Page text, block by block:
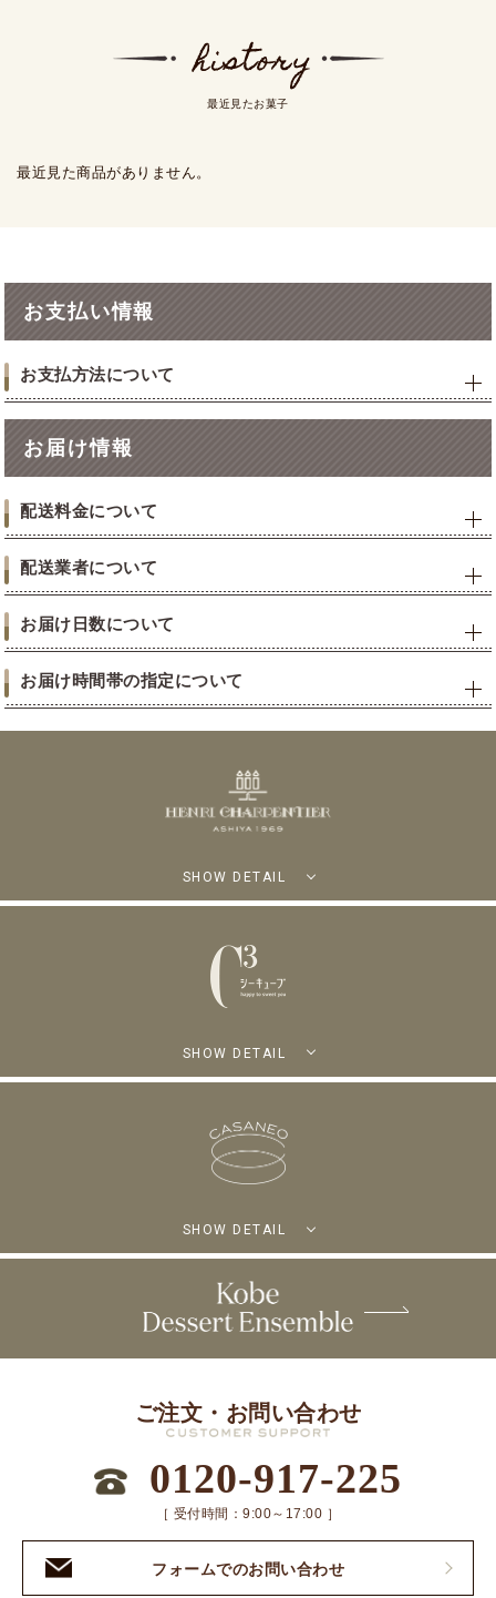
最近見たお菓子
最近見た商品がありません。
お支払い情報
お支払方法について
お届け情報
配送料金について
配送業者について
お届け日数について
お届け時間帯の指定について
SHOW DETAIL
SHOW DETAIL
SHOW DETAIL
ご注文・お問い合わせ
0120-917-225
［ 受付時間：9:00～17:00 ］
フォームでのお問い合わせ